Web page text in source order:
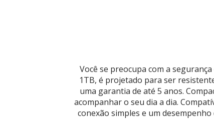
Você se preocupa com a
1TB, é projetado para ser
uma garantia de até 5 anos.
acompanhar o seu dia a dia.
conexão simples e um